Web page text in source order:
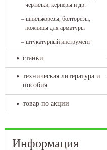
чертилки, кернеры и др.
– шпилькорезы, болторезы,
ножницы для арматуры
– штукатурный инструмент
станки
техническая литература и
пособия
товар по акции
Информация